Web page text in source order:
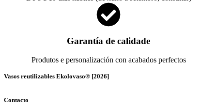
Garantía de calidade
Produtos e personalización con acabados perfectos
Vasos reutilizables Ekolovaso® [2026]
Contacto